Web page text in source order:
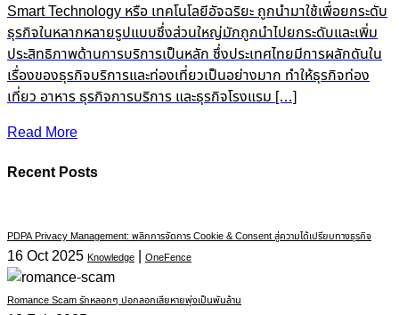
Smart Technology หรือ เทคโนโลยีอัจฉริยะ ถูกนำมาใช้เพื่อยกระดับ
ธุรกิจในหลากหลายรูปแบบซึ่งส่วนใหญ่มักถูกนำไปยกระดับและเพิ่ม
ประสิทธิภาพด้านการบริการเป็นหลัก ซึ่งประเทศไทยมีการผลักดันใน
เรื่องของธุรกิจบริการและท่องเที่ยวเป็นอย่างมาก ทำให้ธุรกิจท่อง
เที่ยว อาหาร ธุรกิจการบริการ และธุรกิจโรงแรม […]
Read More
Recent Posts
PDPA Privacy Management: พลิกการจัดการ Cookie & Consent สู่ความได้เปรียบทางธุรกิจ
16 Oct 2025 Knowledge | OneFence
Romance Scam รักหลอกๆ ปอกลอกเสียหายพุ่งเป็นพันล้าน